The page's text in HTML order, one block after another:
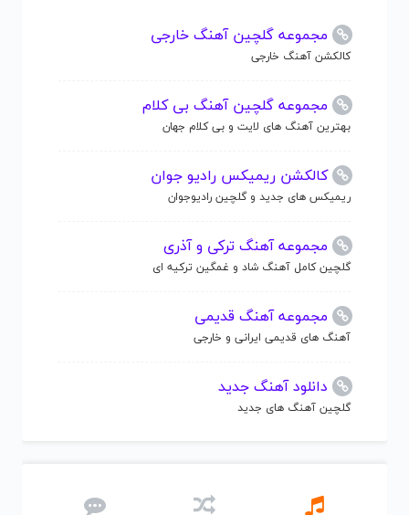
مجموعه گلچین آهنگ خارجی
کالکشن آهنگ خارجی
مجموعه گلچین آهنگ بی کلام
بهترین آهنگ های لایت و بی کلام جهان
کالکشن ریمیکس رادیو جوان
ریمیکس های جدید و گلچین رادیوجوان
مجموعه آهنگ ترکی و آذری
گلچین کامل آهنگ شاد و غمگین ترکیه ای
مجموعه آهنگ قدیمی
آهنگ های قدیمی ایرانی و خارجی
دانلود آهنگ جدید
گلچین آهنگ های جدید